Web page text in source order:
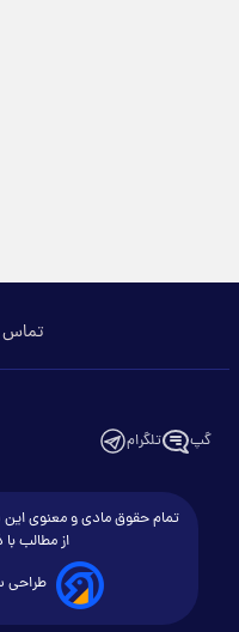
تماس
گپ تلگرام
تمام حقوق مادی و معنوی
از مطالب
طراحی